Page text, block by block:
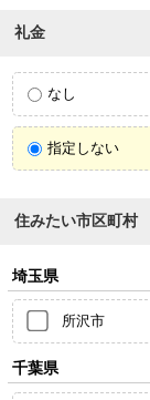
礼金
なし
指定しない
住みたい市区町村
埼玉県
所沢市
千葉県